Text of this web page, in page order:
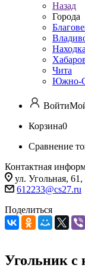
Назад
Города
Находка
Чита
Южно-
Войти
Корзина0
Сравнение
Контактная
ул. Угольная, 61,
612233@cs27.ru
Поделиться
Угольник с